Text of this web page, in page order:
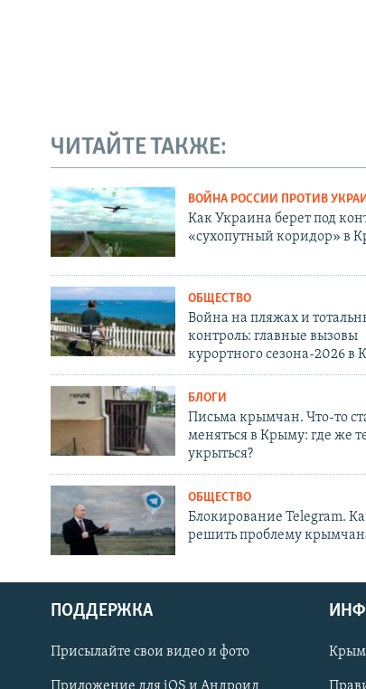
Українською
Qırımtatar
ЧИТАЙТЕ ТАКЖЕ:
ВОЙНА РОССИИ ПРОТИВ
Как Украина берет под
«сухопутный коридор» в
ОБЩЕСТВО
Война на пляжах и
контроль: главные вызовы
курортного сезона-2026 в
БЛОГИ
Письма крымчан. Что-то
меняться в Крыму: где же
укрыться?
ОБЩЕСТВО
Блокирование Telegram.
решить проблему
ПОДДЕРЖКА
Присылайте свои видео и фото